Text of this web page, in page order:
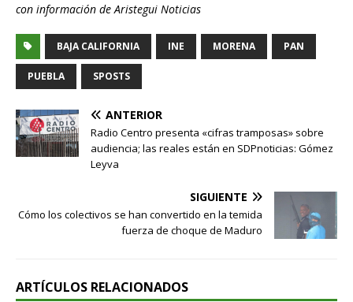
con información de Aristegui Noticias
BAJA CALIFORNIA INE MORENA PAN
PUEBLA SPOSTS
ANTERIOR
Radio Centro presenta «cifras tramposas» sobre
audiencia; las reales están en SDPnoticias: Gómez
Leyva
SIGUIENTE
Cómo los colectivos se han convertido en la temida
fuerza de choque de Maduro
ARTÍCULOS RELACIONADOS